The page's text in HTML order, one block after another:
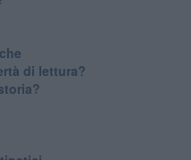
di lettura?